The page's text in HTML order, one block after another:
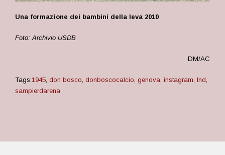
Una formazione dei bambini della leva 2010
Foto: Archivio USDB
DM/AC
Tags:1945, don bosco, donboscocalcio, genova, instagram, lnd,
sampierdarena